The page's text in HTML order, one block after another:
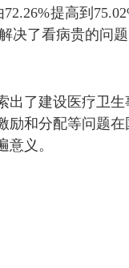
提高到
决了看病贵的问题
了建设医疗卫生
励和分配等问题在
义。